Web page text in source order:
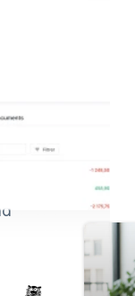
font
groupe